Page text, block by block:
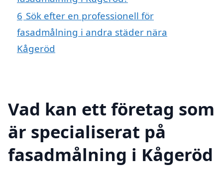
6 Sök efter en professionell för
fasadmålning i andra städer nära
Kågeröd
Vad kan ett företag som
är specialiserat på
fasadmålning i Kågeröd